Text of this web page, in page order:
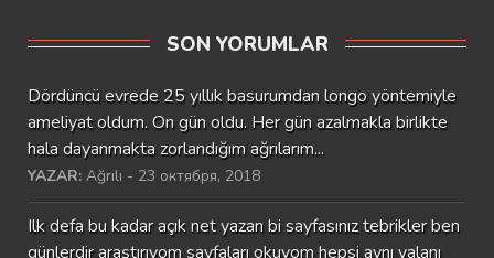
SON YORUMLAR
Dördüncü evrede 25 yıllık basurumdan longo yöntemiyle
ameliyat oldum. On gün oldu. Her gün azalmakla birlikte
hala dayanmakta zorlandığım ağrılarım...
YAZAR: Ağrılı - 23 октября, 2018
Ilk defa bu kadar açık net yazan bi sayfasınız tebrikler ben
günlerdir araştırıyom sayfaları okuyom hepsi aynı yalanı